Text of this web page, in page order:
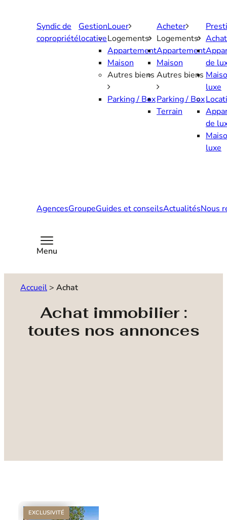
Syndic de
copropriété
Gestion
locative
Louer
Logements
Appartement
Maison
Autres biens
Parking / Box
Acheter
Logements
Appartement
Maison
Autres biens
Parking / Box
Terrain
Achat
de
luxe
de
luxe
AgencesGroupeGuides et conseilsActualitésNous
Menu
Accueil > Achat
Achat immobilier :
toutes nos annonces
EXCLUSIVITÉ